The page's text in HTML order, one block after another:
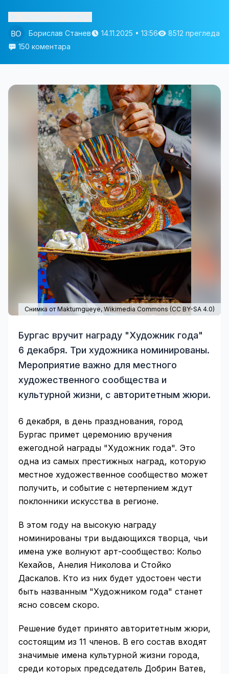
Борислав Станев
14.11.2025 • 13:56
8512 прегледа
150 коментара
Снимка от Maktumgueye,Wikimedia Commons (CC BY-SA 4.0)
Бургас вручит награду "Художник года"
6 декабря. Три художника номинированы.
Мероприятие важно для местного
художественного сообщества и
культурной жизни, с авторитетным жюри.
6 декабря, в день празднования, город
Бургас примет церемонию вручения
ежегодной награды "Художник года". Это
одна из самых престижных наград, которую
местное художественное сообщество может
получить, и событие с нетерпением ждут
поклонники искусства в регионе.
В этом году на высокую награду
номинированы три выдающихся творца, чьи
имена уже волнуют арт-сообщество: Кольо
Кехайов, Анелия Николова и Стойко
Даскалов. Кто из них будет удостоен чести
быть названным "Художником года" станет
ясно совсем скоро.
Решение будет принято авторитетным жюри,
состоящим из 11 членов. В его состав входят
значимые имена культурной жизни города,
среди которых председатель Добрин Ватев,